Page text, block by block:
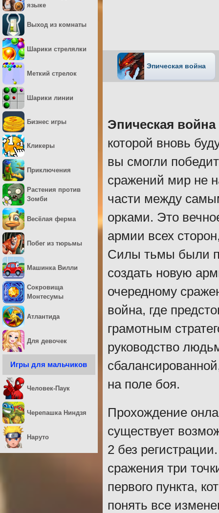
Эпическая война
Эпическая война
которой вновь
вы смогли
сражений мир не
части между
орками. Это
армии всех
Силы тьмы были
создать новую
очередному
война, где
грамотным
руководство
на поле боя.
Прохождение
существует
2 без
сражения три
первого пункта,
понять все
языке
Выход из комнаты
Шарики стрелялки
Меткий стрелок
Шарики линии
Бизнес игры
Кликеры
Приключения
Растения против
Зомби
Весёлая ферма
Побег из тюрьмы
Машинка Вилли
Сокровища
Монтесумы
Атлантида
Для девочек
Игры для мальчиков
Человек-Паук
Черепашка Ниндзя
Наруто